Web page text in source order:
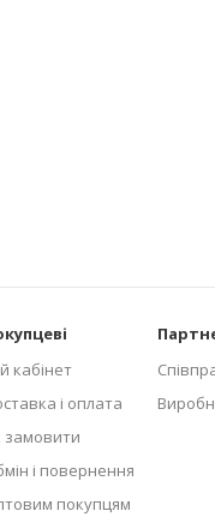
кабінет
і оплата
замовити
і повернення
покупцям